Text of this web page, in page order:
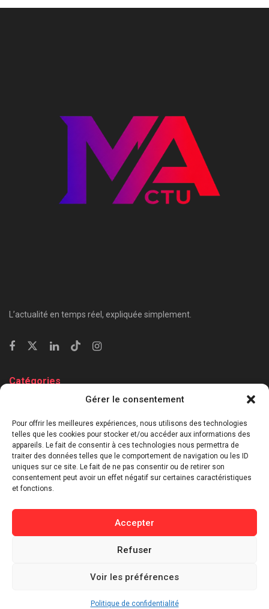
Gérer le consentement
Pour offrir les meilleures expériences, nous utilisons des technologies
telles que les cookies pour stocker et/ou accéder aux informations des
appareils. Le fait de consentir à ces technologies nous permettra de
traiter des données telles que le comportement de navigation ou les ID
uniques sur ce site. Le fait de ne pas consentir ou de retirer son
consentement peut avoir un effet négatif sur certaines caractéristiques
et fonctions.
Accepter
Refuser
Voir les préférences
Politique de confidentialité
L’actualité en temps réel, expliquée simplement.
Catégories
Économie & Business
⁠Culture & Divertissement
⁠Tech & Innovation
Sport
Lifestyle
Politique de confidentialité
Politique de cookies